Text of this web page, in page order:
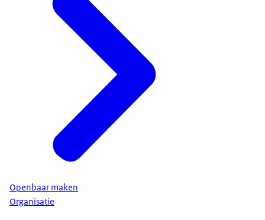
Openbaar maken
Organisatie